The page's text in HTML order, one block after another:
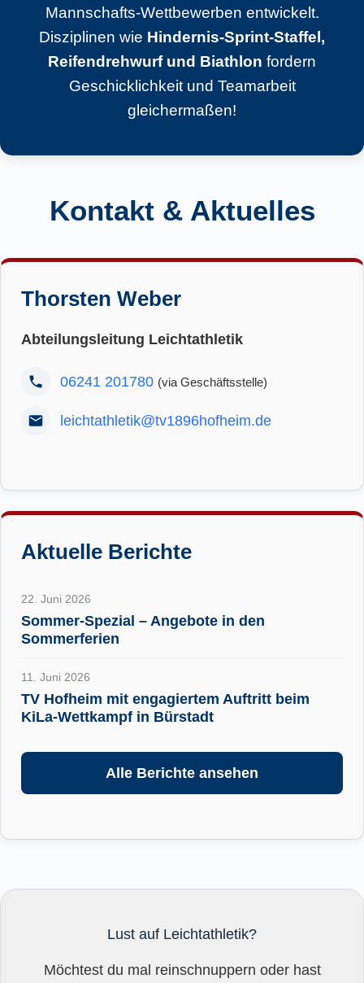
Mannschafts-Wettbewerben entwickelt.
Disziplinen wie Hindernis-Sprint-Staffel,
Reifendrehwurf und Biathlon fordern
Geschicklichkeit und Teamarbeit
gleichermaßen!
Kontakt & Aktuelles
Thorsten Weber
Abteilungsleitung Leichtathletik
06241 201780 (via Geschäftsstelle)
leichtathletik@tv1896hofheim.de
Aktuelle Berichte
22. Juni 2026
Sommer-Spezial – Angebote in den
Sommerferien
11. Juni 2026
TV Hofheim mit engagiertem Auftritt beim
KiLa-Wettkampf in Bürstadt
Alle Berichte ansehen
Lust auf Leichtathletik?
Möchtest du mal reinschnuppern oder hast